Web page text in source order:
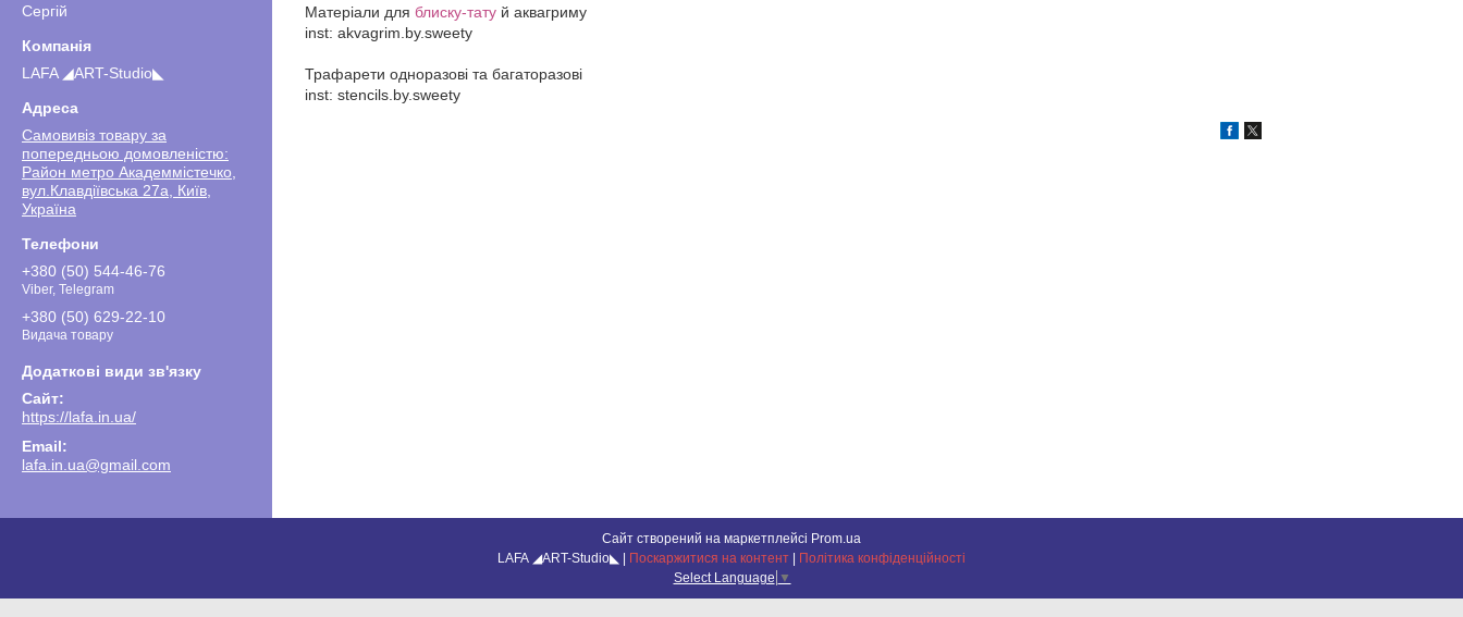
Сергiй
LAFA ◢ART-Studio◣
Самовивіз товару за
попередньою домовленістю:
Район метро Академмістечко,
вул.Клавдіївська 27а, Київ,
Україна
+380 (50) 544-46-76
Viber, Telegram
+380 (50) 629-22-10
Видача товару
https://lafa.in.ua/
lafa.in.ua@gmail.com
Матеріали для блиску-тату й аквагриму
inst: akvagrim.by.sweety
Трафарети одноразові та багаторазові
inst: stencils.by.sweety
Сайт створений на маркетплейсі Prom.ua
LAFA ◢ART-Studio◣ | Поскаржитися на контент | Політика конфіденційності
Select Language ▼